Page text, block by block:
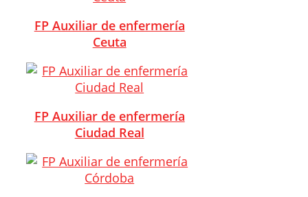
FP Auxiliar de enfermería
Ceuta
FP Auxiliar de enfermería
Ciudad Real